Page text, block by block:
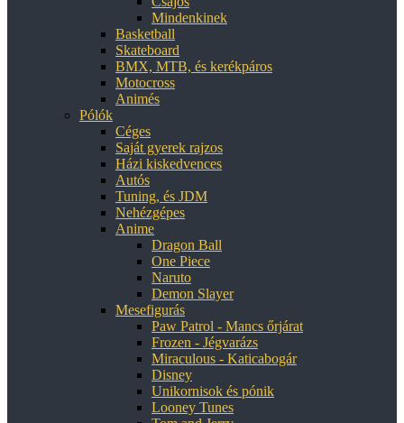
Mindenkinek
Basketball
Skateboard
BMX, MTB, és kerékpáros
Motocross
Animés
Pólók
Céges
Saját gyerek rajzos
Házi kiskedvences
Autós
Tuning, és JDM
Nehézgépes
Anime
Dragon Ball
One Piece
Naruto
Demon Slayer
Mesefigurás
Paw Patrol - Mancs őrjárat
Frozen - Jégvarázs
Miraculous - Katicabogár
Disney
Unikornisok és pónik
Looney Tunes